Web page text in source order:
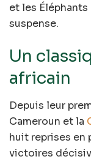
et les
suspense.
Un
africain
Depuis leur
Cameroun et la
huit reprises en
victoires